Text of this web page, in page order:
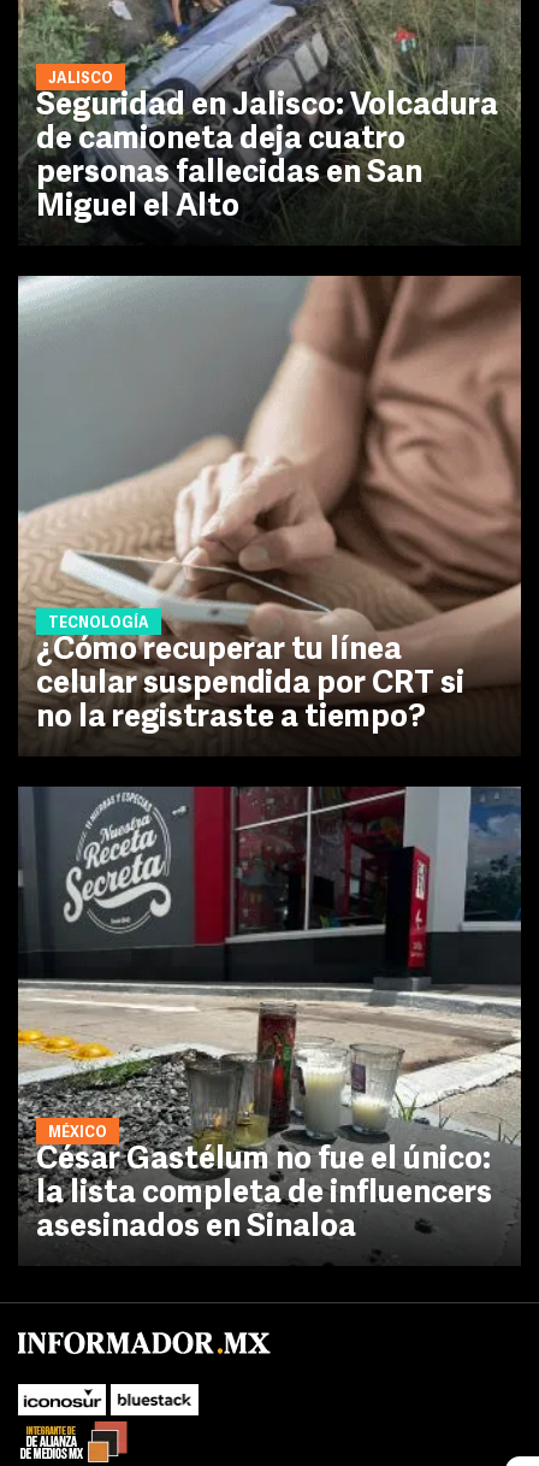
JALISCO
Seguridad en Jalisco: Volcadura
de camioneta deja cuatro
personas fallecidas en San
Miguel el Alto
TECNOLOGÍA
¿Cómo recuperar tu línea
celular suspendida por CRT si
no la registraste a tiempo?
MÉXICO
César Gastélum no fue el único:
la lista completa de influencers
asesinados en Sinaloa